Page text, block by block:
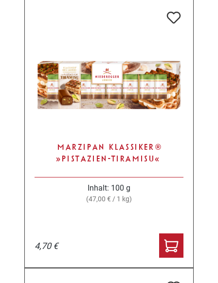
MARZIPAN KLASSIKER®
»PISTAZIEN-TIRAMISU«
Inhalt: 100 g
(47,00 € / 1 kg)
4,70 €